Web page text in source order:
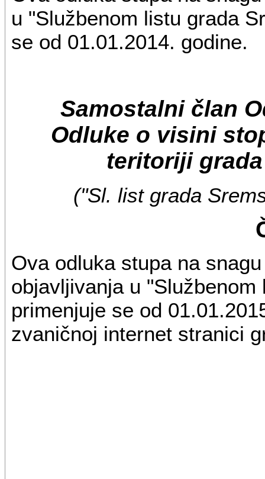
u "Službenom listu grada
se od 01.01.2014. godine.
Samostalni član
Odluke o visini
teritoriji
("Sl. list grada
Ova odluka stupa na
objavljivanja u
primenjuje se od
zvaničnoj internet stranici